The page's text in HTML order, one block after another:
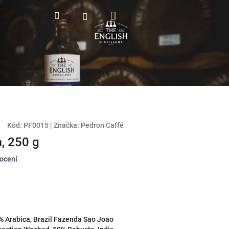
HledatPřihlášeníNákupní
košík
Kód: PF0015 | Značka: Pedron Caffé
250 g
Arabica, Brazil Fazenda Sao Joao